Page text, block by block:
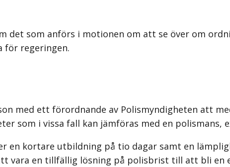
det som anförs i motionen om att se över om
för regeringen.
med ett förordnande av Polismyndigheten att
som i vissa fall kan jämföras med en polismans,
en kortare utbildning på tio dagar samt en
vara en tillfällig lösning på polisbrist till att bli en